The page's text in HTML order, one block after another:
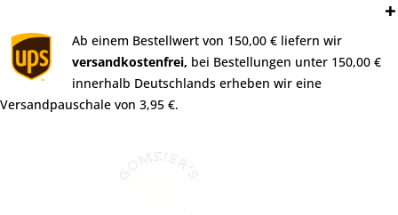
Ab einem Bestellwert von 150,00 € liefern wir
versandkostenfrei, bei Bestellungen unter 150,00 €
innerhalb Deutschlands erheben wir eine
Versandpauschale von 3,95 €.